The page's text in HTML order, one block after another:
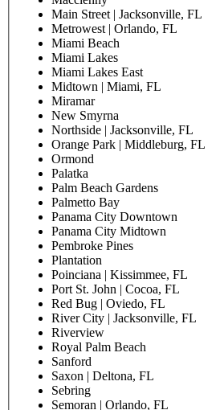
Main Street | Jacksonville, FL
Metrowest | Orlando, FL
Miami Beach
Miami Lakes
Miami Lakes East
Midtown | Miami, FL
Miramar
New Smyrna
Northside | Jacksonville, FL
Orange Park | Middleburg, FL
Ormond
Palatka
Palm Beach Gardens
Palmetto Bay
Panama City Downtown
Panama City Midtown
Pembroke Pines
Plantation
Poinciana | Kissimmee, FL
Port St. John | Cocoa, FL
Red Bug | Oviedo, FL
River City | Jacksonville, FL
Riverview
Royal Palm Beach
Sanford
Saxon | Deltona, FL
Sebring
Semoran | Orlando, FL